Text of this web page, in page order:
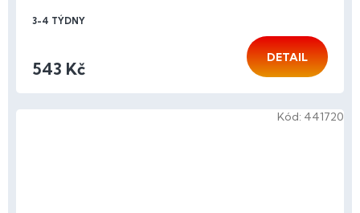
3-4 TÝDNY
543 Kč
DETAIL
Kód: 441720